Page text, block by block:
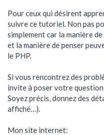
Pour ceux qui désirent
suivre ce tutoriel. Non pas
simplement car la manière
et la manière de penser
le PHP.
Si vous rencontrez des
invite à poser votre
Soyez précis, donnez des
affiché…).
Mon site internet: